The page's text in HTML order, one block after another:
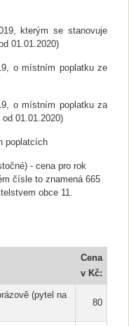
kterým se stanovuje
01.01.2020)
o místním poplatku ze
o místním poplatku za
01.01.2020)
poplatcích
- cena pro rok
čísle to znamená 665
obce 11.
Cena
v Kč:
(pytel na
80